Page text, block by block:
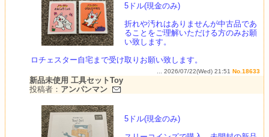
5ドル(現金のみ)
折れや汚れはありませんが中古品であ
ることをご理解いただける方のみお願
い致します。
ロチェスター自宅まで受け取りお願い致します。
... 2026/07/22(Wed) 21:51 No.18633
新品未使用 工具セットToy
投稿者： アンパンマン
5ドル(現金のみ)